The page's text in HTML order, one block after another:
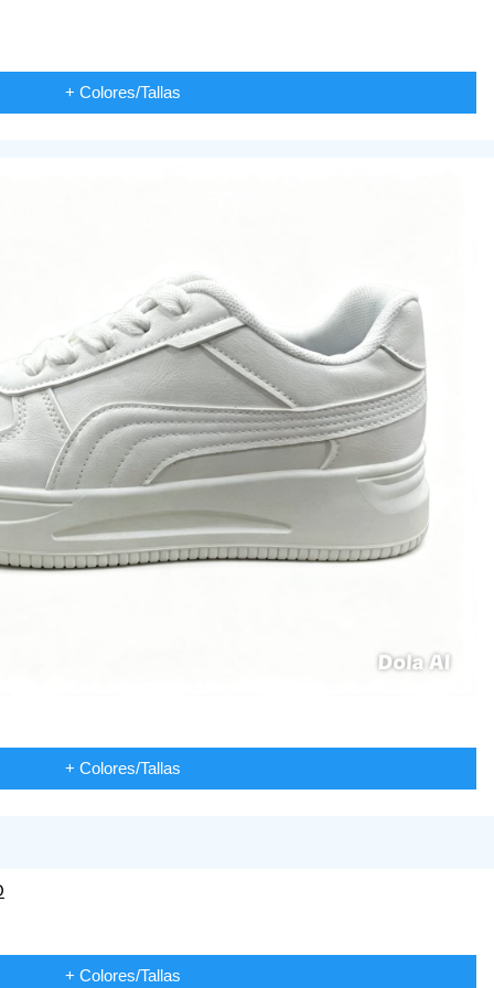
+ Colores/Tallas
+ Colores/Tallas
+ Colores/Tallas